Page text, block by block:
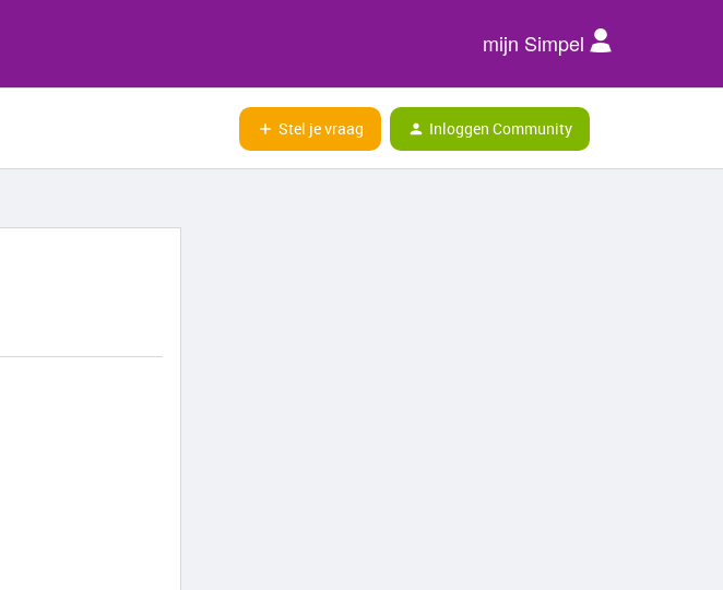
mijn Simpel
Stel je vraag Inloggen Community